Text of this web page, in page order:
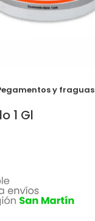
y fraguas
1 Gl